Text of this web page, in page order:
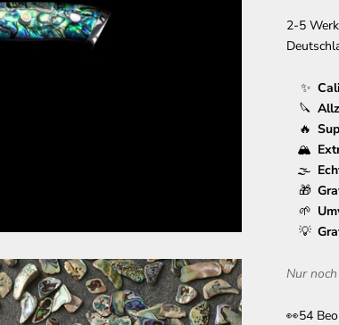
2-5
Nur
👀54